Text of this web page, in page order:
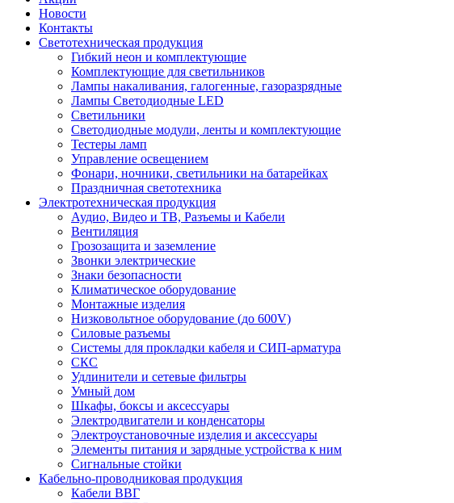
Новости
Контакты
Светотехническая продукция
Гибкий неон и комплектующие
Комплектующие для светильников
Лампы накаливания, галогенные, газоразрядные
Лампы Светодиодные LED
Светильники
Светодиодные модули, ленты и комплектующие
Тестеры ламп
Управление освещением
Фонари, ночники, светильники на батарейках
Праздничная светотехника
Электротехническая продукция
Аудио, Видео и ТВ, Разъемы и Кабели
Вентиляция
Грозозащита и заземление
Звонки электрические
Знаки безопасности
Климатическое оборудование
Монтажные изделия
Низковольтное оборудование (до 600V)
Силовые разъемы
Системы для прокладки кабеля и СИП-арматура
СКС
Удлинители и сетевые фильтры
Умный дом
Шкафы, боксы и аксессуары
Электродвигатели и конденсаторы
Электроустановочные изделия и аксессуары
Элементы питания и зарядные устройства к ним
Сигнальные стойки
Кабельно-проводниковая продукция
Кабели ВВГ